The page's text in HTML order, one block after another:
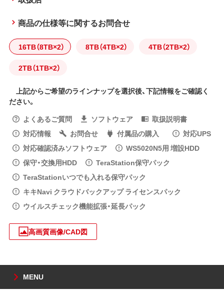
商品の仕様等に関するお問合せ
16TB（8TB×2） 8TB（4TB×2） 4TB（2TB×2）
2TB（1TB×2）
上記からご希望のラインナップを選択後、下記情報をご確認く
ださい。
よくあるご質問
ソフトウェア
取扱説明書
対応情報
お問合せ 付属品の購入
対応UPS
対応確認済みソフトウェア
WS5020N5用 増設HDD
保守・交換用HDD
TeraStation保守パック
TeraStationいつでも入れる保守パック
キキNavi クラウドバックアップ ライセンスパック
ウイルスチェック機能拡張・延長パック
高画質画像/CAD図
MENU